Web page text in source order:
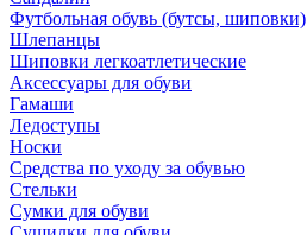
Футбольная обувь (бутсы, шиповки)
Шлепанцы
Шиповки легкоатлетические
Аксессуары для обуви
Гамаши
Ледоступы
Носки
Средства по уходу за обувью
Стельки
Сумки для обуви